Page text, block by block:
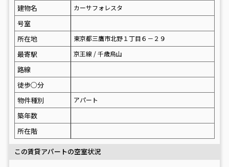
建物名 カーサフォレスタ
号室
所在地
東京都三鷹市北野１丁目６－２９
最寄駅 京王線 / 千歳烏山
路線
徒歩○分
物件種別
アパート
築年数
所在階
この賃貸アパートの空室状況